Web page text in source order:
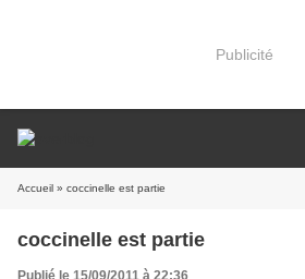
Publicité
Accueil » coccinelle est partie
coccinelle est partie
Publié le 15/09/2011 à 22:36